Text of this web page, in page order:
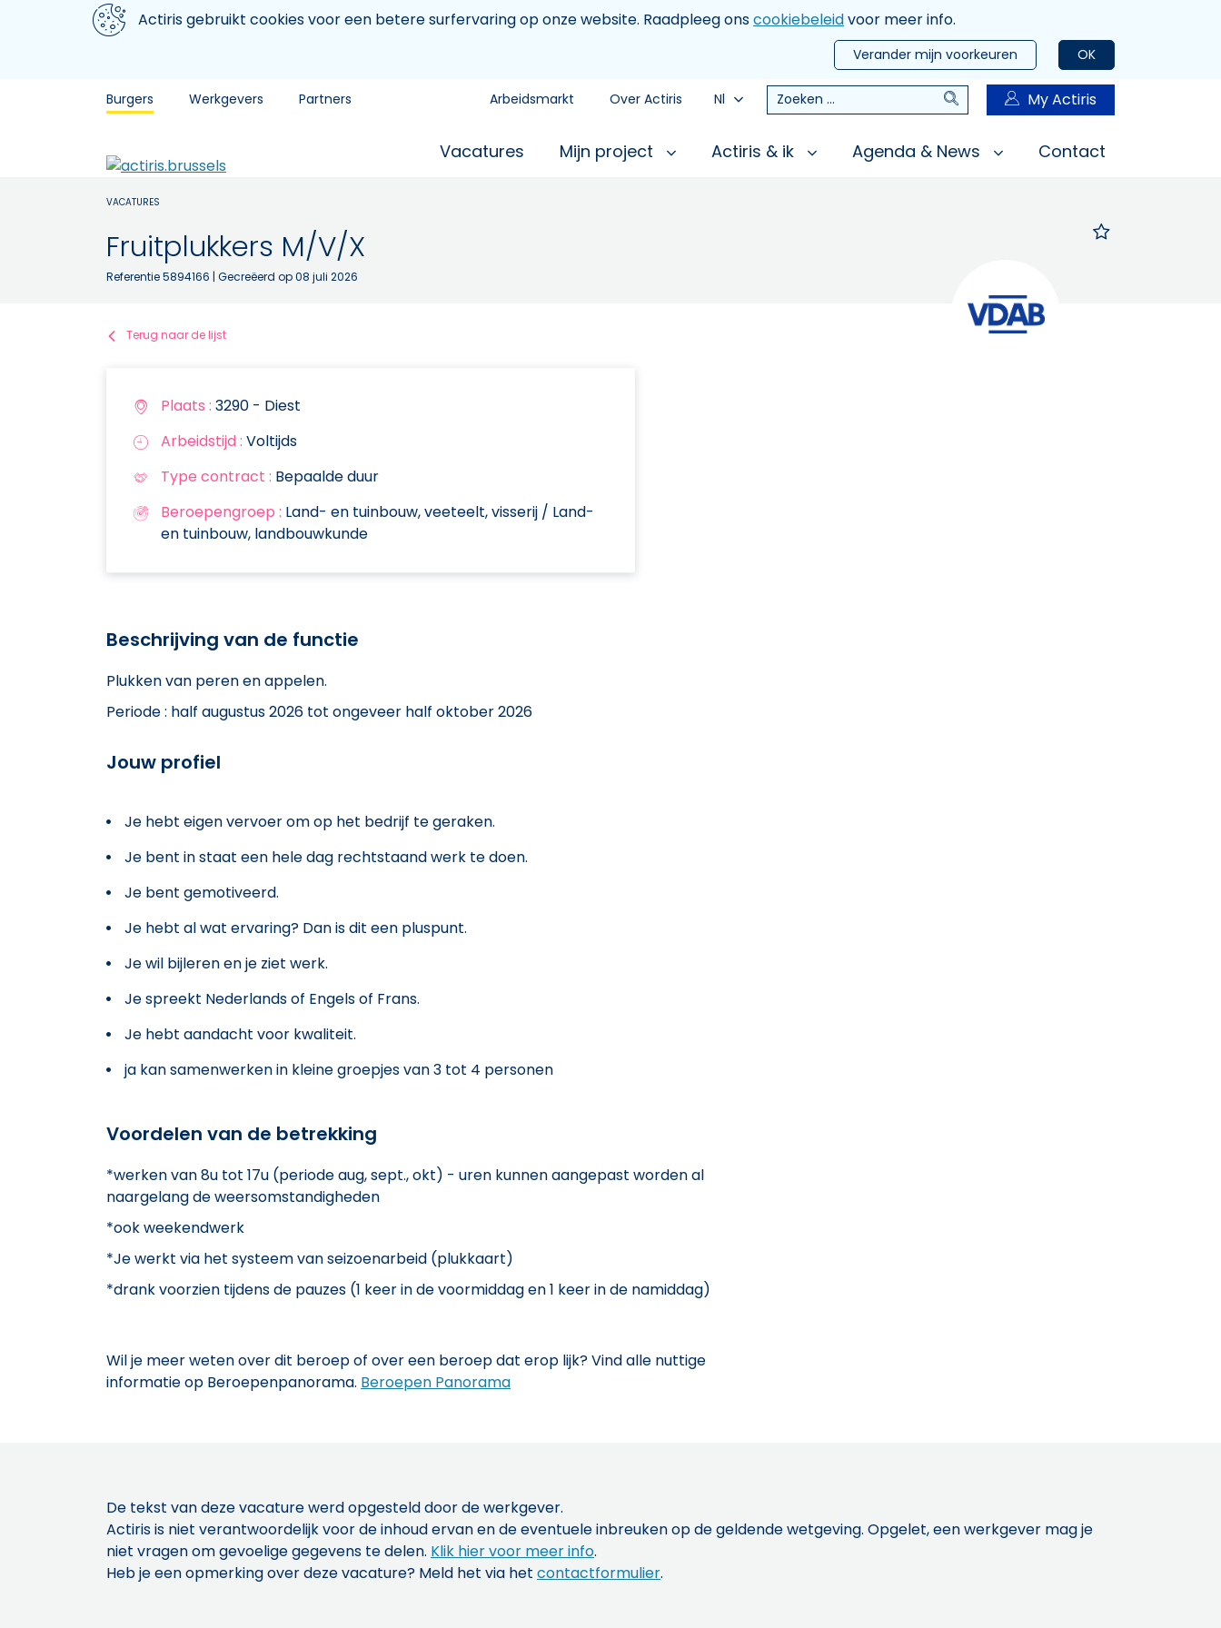
Aller au contenu principal
We gebruiken cookiesActiris gebruikt cookies voor een betere surfervaring op onze website. Raadpleeg onscookiebeleidvoor meer info.
OK
Verander mijn voorkeuren
Burgers Werkgevers Partners Arbeidsmarkt Over Actiris Nl Zoeken Zoeken My Actiris
Vacatures Mijn project Actiris & ik Agenda & News Contact
VACATURES
Fruitplukkers M/V/X
Referentie 5894166 | Gecreëerd op 08 juli 2026
Terug naar de lijst
Plaats : 3290 - Diest
Arbeidstijd : Voltijds
Type contract : Bepaalde duur
Beroepengroep : Land- en tuinbouw, veeteelt, visserij / Land-
en tuinbouw, landbouwkunde
Beschrijving van de functie
Plukken van peren en appelen.
Periode : half augustus 2026 tot ongeveer half oktober 2026
Jouw profiel
Je hebt eigen vervoer om op het bedrijf te geraken.
Je bent in staat een hele dag rechtstaand werk te doen.
Je bent gemotiveerd.
Je hebt al wat ervaring? Dan is dit een pluspunt.
Je wil bijleren en je ziet werk.
Je spreekt Nederlands of Engels of Frans.
Je hebt aandacht voor kwaliteit.
ja kan samenwerken in kleine groepjes van 3 tot 4 personen
Voordelen van de betrekking
*werken van 8u tot 17u (periode aug, sept., okt) - uren kunnen aangepast worden al
naargelang de weersomstandigheden
*ook weekendwerk
*Je werkt via het systeem van seizoenarbeid (plukkaart)
*drank voorzien tijdens de pauzes (1 keer in de voormiddag en 1 keer in de namiddag)
Wil je meer weten over dit beroep of over een beroep dat erop lijk? Vind alle nuttige
informatie op Beroepenpanorama. Beroepen Panorama
De tekst van deze vacature werd opgesteld door de werkgever.
Actiris is niet verantwoordelijk voor de inhoud ervan en de eventuele inbreuken op de geldende wetgeving. Opgelet, een werkgever mag je
niet vragen om gevoelige gegevens te delen. Klik hier voor meer info.
Heb je een opmerking over deze vacature? Meld het via het contactformulier.